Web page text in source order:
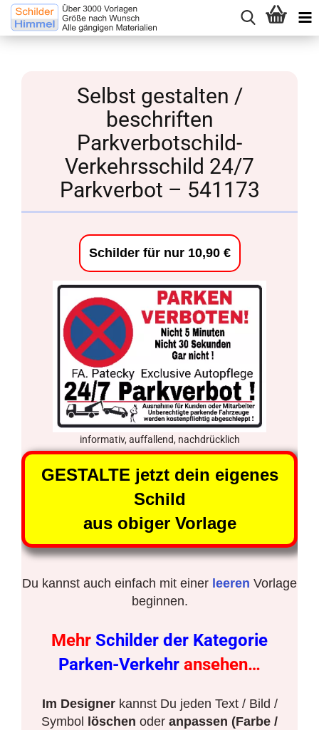
Selbst gestalten /
beschriften
Parkverbotschild-
Verkehrsschild 24/7
Parkverbot – 541173
Schilder für nur 10,90 €
informativ, auffallend, nachdrücklich
GESTALTE jetzt dein eigenes
Schild
aus obiger Vorlage
Du kannst auch einfach mit einer leeren Vorlage
beginnen.
Mehr Schilder der Kategorie
Parken-Verkehr ansehen…
Im Designerkannst Du jeden Text / Bild /
Symbol
löschen oder anpassen (Farbe /